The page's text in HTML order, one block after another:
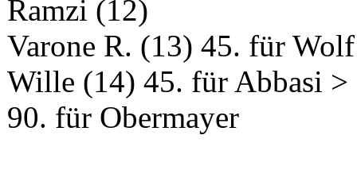
Ramzi (12)
Varone R. (13) 45. für
Wille (14) 45. für Abbasi
90. für Obermayer